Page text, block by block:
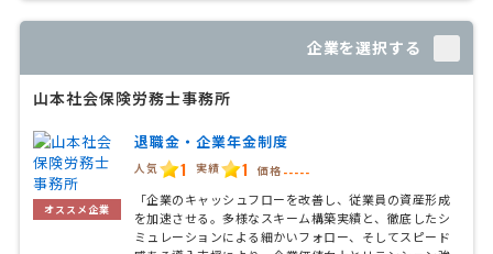
企業を選択する
山本社会保険労務士事務所
オススメ企業
退職金・企業年金制度
人気 1 実績 1 価格 -----
「企業のキャッシュフローを改善し、従業員の資産形成
を加速させる。多様なスキーム構築実績と、徹底したシ
ミュレーションによる細かいフォロー、そしてスピード